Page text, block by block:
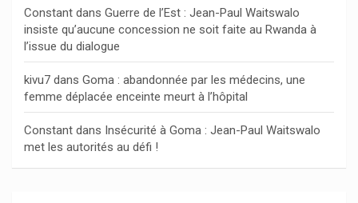
Constant dans Guerre de l’Est : Jean-Paul Waitswalo
insiste qu’aucune concession ne soit faite au Rwanda à
l’issue du dialogue
kivu7 dans Goma : abandonnée par les médecins, une
femme déplacée enceinte meurt à l’hôpital
Constant dans Insécurité à Goma : Jean-Paul Waitswalo
met les autorités au défi !